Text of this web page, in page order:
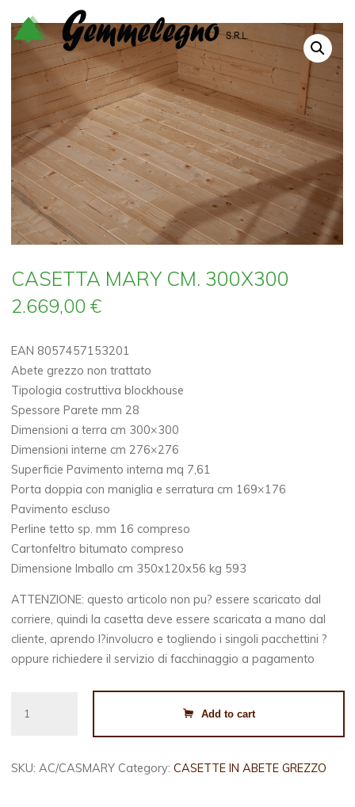
contenuto
CASETTA MARY CM. 300X300
2.669,00€
EAN 8057457153201
Abete grezzo non trattato
Tipologia costruttiva blockhouse
Spessore Parete mm 28
Dimensioni a terra cm 300×300
Dimensioni interne cm 276×276
Superficie Pavimento interna mq 7,61
Porta doppia con maniglia e serratura cm 169×176
Pavimento escluso
Perline tetto sp. mm 16 compreso
Cartonfeltro bitumato compreso
Dimensione Imballo cm 350x120x56 kg 593
ATTENZIONE: questo articolo non pu? essere scaricato dal
corriere, quindi la casetta deve essere scaricata a mano dal
cliente, aprendo l?involucro e togliendo i singoli pacchettini ?
oppure richiedere il servizio di facchinaggio a pagamento
MARY
300X300
Add to cart
SKU: AC/CASMARY Category:CASETTE IN ABETE GREZZO